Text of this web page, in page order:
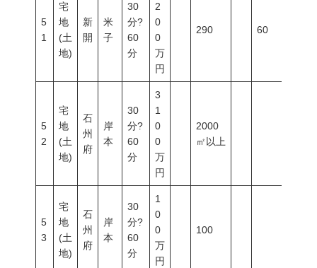
5
1
宅
地
(土
地)
新
開
米
子
30
分?
60
分
2
0
0
万
円
290 60
5
2
宅
地
(土
地)
石
州
府
岸
本
30
分?
60
分
3
1
0
0
万
円
2000
㎡以上
5
3
宅
地
(土
地)
石
州
府
岸
本
30
分?
60
分
1
0
0
万
円
100